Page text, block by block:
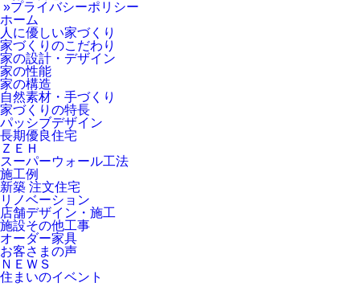
»プライバシーポリシー
ホーム
人に優しい家づくり
家づくりのこだわり
家の設計・デザイン
家の性能
家の構造
自然素材・手づくり
家づくりの特長
パッシブデザイン
長期優良住宅
ＺＥＨ
スーパーウォール工法
施工例
新築 注文住宅
リノベーション
店舗デザイン・施工
施設その他工事
オーダー家具
お客さまの声
ＮＥＷＳ
住まいのイベント